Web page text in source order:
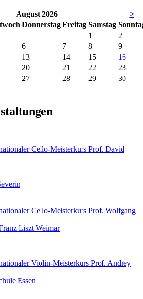
August 2026
>
Donnerstag Freitag Samstag So
1
2
6 7 8
9
13 14 15
16
20 21 22
23
27 28 29
30
Cello-Meisterkurs Prof. David
Cello-Meisterkurs Prof. Wolfgang
Liszt Weimar
Violin-Meisterkurs Prof. Andrey
Essen